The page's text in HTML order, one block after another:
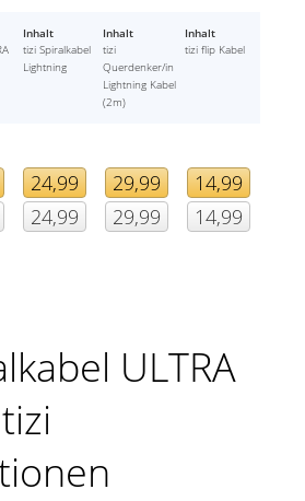
Inhalt
tizi Spiralkabel
Lightning
Inhalt
tizi
Querdenker/in
Lightning Kabel
(2m)
Inhalt
tizi flip Kabel
24,99
24,99
29,99
29,99
14,99
14,99
ULTRA